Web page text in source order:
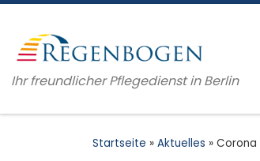
Ihr freundlicher Pflegedienst in Berlin
Startseite » Aktuelles » Corona